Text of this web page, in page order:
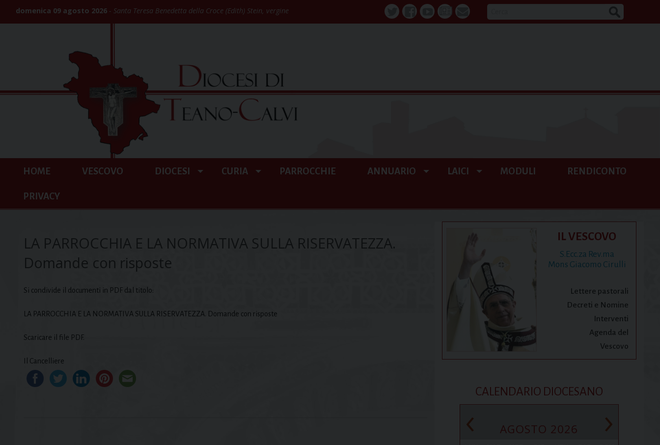
domenica 09 agosto 2026 Santa Teresa Benedetta della Croce (Edith) Stein, vergine
TwitterFacebookYoutube
La webmail
HOME VESCOVO DIOCESI CURIA PARROCCHIE ANNUARIO LAICI MODULI RENDICONTO
PRIVACY
LA PARROCCHIA E LA NORMATIVA SULLA RISERVATEZZA.
Domande con risposte
Si condivide il documenti in PDF dal titolo:
LA PARROCCHIA E LA NORMATIVA SULLA RISERVATEZZA. Domande con risposte
Scaricare il file PDF.
Il Cancelliere
IL VESCOVO
S.Ecc.za Rev.ma
Mons Giacomo Cirulli
Lettere pastorali
Decreti e Nomine
Interventi
Agenda del
Vescovo
CALENDARIO DIOCESANO
‹ AGOSTO 2026 ›